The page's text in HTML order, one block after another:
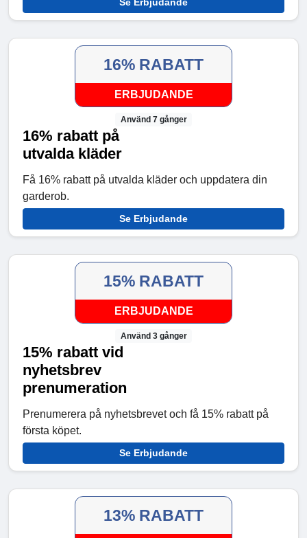
16% RABATT
ERBJUDANDE
Använd 7 gånger
16% rabatt på
utvalda kläder
Få 16% rabatt på utvalda kläder och uppdatera din
garderob.
Se Erbjudande
15% RABATT
ERBJUDANDE
Använd 3 gånger
15% rabatt vid
nyhetsbrev
prenumeration
Prenumerera på nyhetsbrevet och få 15% rabatt på
första köpet.
Se Erbjudande
13% RABATT